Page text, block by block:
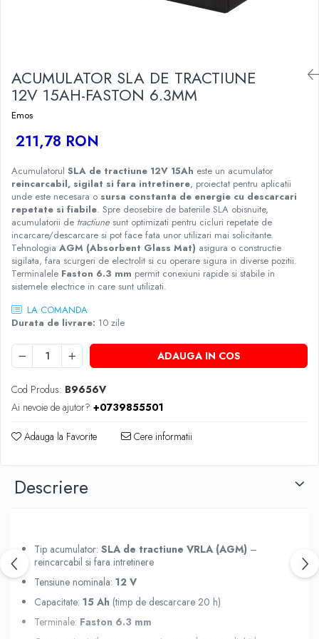
ACUMULATOR SLA DE TRACTIUNE
12V 15AH-FASTON 6.3MM
Emos
211,78 RON
Acumulatorul SLA de tractiune 12V 15Ah este un acumulator
reincarcabil, sigilat si fara intretinere, proiectat pentru aplicatii
unde este necesara o sursa constanta de energie cu descarcari
repetate si fiabile. Spre deosebire de bateriile SLA obisnuite,
acumulatorii de tractiune sunt optimizati pentru cicluri repetate de
incarcare/descarcare si pot face fata unor utilizari mai solicitante.
Tehnologia AGM (Absorbent Glass Mat) asigura o constructie
sigilata, fara scurgeri de electrolit si cu operare sigura in diverse pozitii.
Terminalele Faston 6.3 mm permit conexiuni rapide si stabile in
sistemele electrice in care sunt utilizati.
LA COMANDA
Durata de livrare: 10 zile
ADAUGA IN COS
Cod Produs: B9656V
Ai nevoie de ajutor? +0739855501
Adauga la Favorite Cere informatii
Descriere
Tip acumulator: SLA de tractiune VRLA (AGM) –
reincarcabil si fara intretinere
Tensiune nominala: 12 V
Capacitate: 15 Ah (timp de descarcare 20 h)
Terminale: Faston 6.3 mm